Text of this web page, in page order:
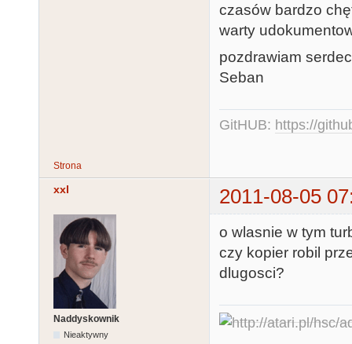
czasów bardzo
warty
pozdrawiam
Seban
GitHUB: https://
Strona
xxl 2011-08-05
Naddyskownik
Nieaktywny
o wlasnie w tym
czy kopier robil
dlugosci?